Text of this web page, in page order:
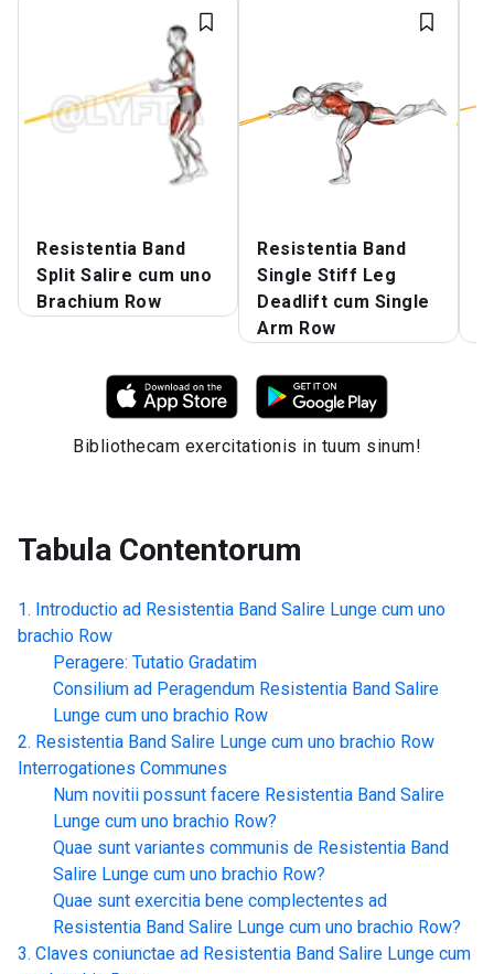
Resistentia Band
Split Salire cum uno
Brachium Row
Resistentia Band
Single Stiff Leg
Deadlift cum Single
Arm Row
Bibliothecam exercitationis in tuum sinum!
Tabula Contentorum
Introductio ad Resistentia Band Salire Lunge cum uno
brachio Row
Peragere: Tutatio Gradatim
Consilium ad Peragendum Resistentia Band Salire
Lunge cum uno brachio Row
Resistentia Band Salire Lunge cum uno brachio Row
Interrogationes Communes
Num novitii possunt facere Resistentia Band Salire
Lunge cum uno brachio Row?
Quae sunt variantes communis de Resistentia Band
Salire Lunge cum uno brachio Row?
Quae sunt exercitia bene complectentes ad
Resistentia Band Salire Lunge cum uno brachio Row?
Claves coniunctae ad Resistentia Band Salire Lunge cum